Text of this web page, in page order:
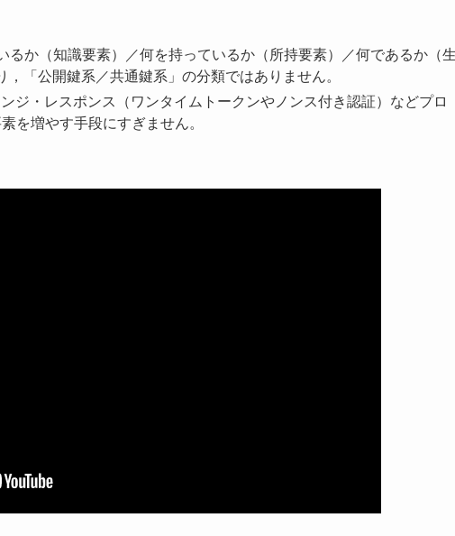
るか（知識要素）／何を持っているか（所持要素）／何であるか（
「公開鍵系／共通鍵系」の分類ではありません。
ジ・レスポンス（ワンタイムトークンやノンス付き認証）などプロ
を増やす手段にすぎません。